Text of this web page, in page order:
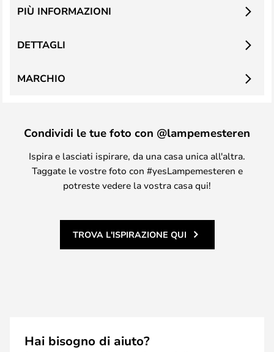
DETTAGLI
PIÙ INFORMAZIONI
MARCHIO
Condividi le tue foto con @lampemesteren
Ispira e lasciati ispirare, da una casa unica all'altra.
Taggate le vostre foto con #yesLampemesteren e
potreste vedere la vostra casa qui!
TROVA L'ISPIRAZIONE QUI
Hai bisogno di aiuto?